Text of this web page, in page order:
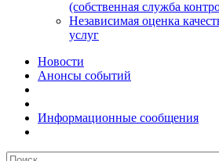
(собственная служба
Независимая оценка
услуг
Новости
Анонсы событий
Информационные сообщения